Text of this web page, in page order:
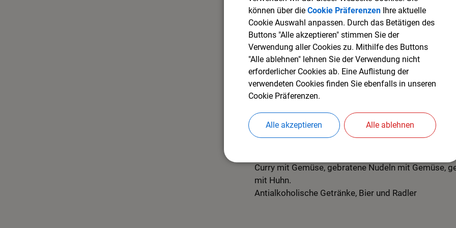
beschwingte Musik des bekannten
gestrichen" unter der Leitung von Nils Schad
Picknick beginnt ab 19:00 Uhr und ab ca. 20:30 Uhr
ein wahres Feuerwerk an Melodien aus der Welt der
Filmmusik zu hören geben.
Den Abschluss bildet wie immer ein fulminantes
Das Konzert findet bei JEDEM Wetter statt. Durch
Starkregen kann es unterbrochen oder
Verpflegungsangebot vor Ort
Würstel, Steaks, Sushi vegetarisch und gemischt,
Curry mit Gemüse, gebratene Nudeln mit Gemüse,
mit Huhn.
Antialkoholische Getränke, Bier und Radler
können über die Cookie PräferenzenIhre aktuelle
Cookie Auswahl anpassen. Durch das Betätigen des
Buttons "Alle akzeptieren" stimmen Sie der
Verwendung aller Cookies zu. Mithilfe des Buttons
"Alle ablehnen" lehnen Sie der Verwendung nicht
erforderlicher Cookies ab. Eine Auflistung der
verwendeten Cookies finden Sie ebenfalls in unseren
Cookie Präferenzen.
Alle akzeptieren Alle ablehnen